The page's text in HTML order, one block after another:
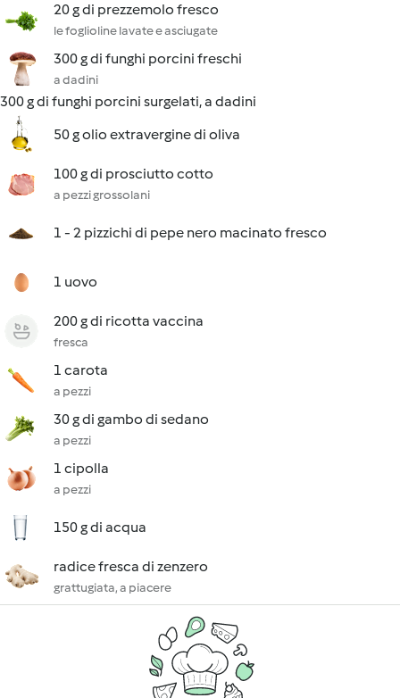
20 g di prezzemolo fresco
le foglioline lavate e asciugate
300 g di funghi porcini freschi
a dadini
300 g di funghi porcini surgelati, a dadini
50 g olio extravergine di oliva
100 g di prosciutto cotto
a pezzi grossolani
1 - 2 pizzichi di pepe nero macinato fresco
1 uovo
200 g di ricotta vaccina
fresca
1 carota
a pezzi
30 g di gambo di sedano
a pezzi
1 cipolla
a pezzi
150 g di acqua
radice fresca di zenzero
grattugiata, a piacere